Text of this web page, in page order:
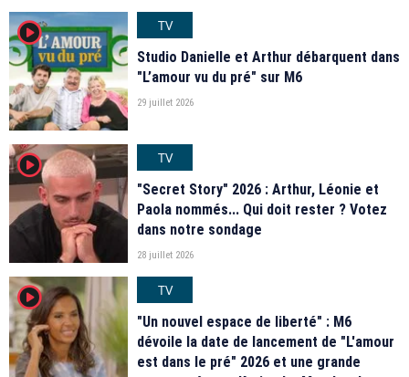
player2
TV
Studio Danielle et Arthur débarquent dans
"L’amour vu du pré" sur M6
29 juillet 2026
player2
TV
"Secret Story" 2026 : Arthur, Léonie et
Paola nommés... Qui doit rester ? Votez
dans notre sondage
28 juillet 2026
player2
TV
"Un nouvel espace de liberté" : M6
dévoile la date de lancement de "L'amour
est dans le pré" 2026 et une grande